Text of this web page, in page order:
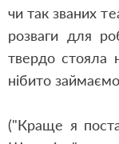
чи так званих
розваги для
твердо стояла
нібито
("Краще я